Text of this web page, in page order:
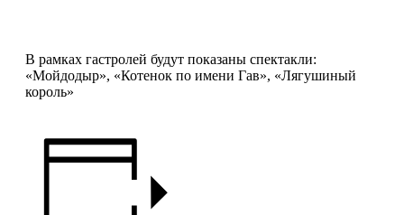
В рамках гастролей будут показаны спектакли:
«Мойдодыр», «Котенок по имени Гав», «Лягушиный
король»